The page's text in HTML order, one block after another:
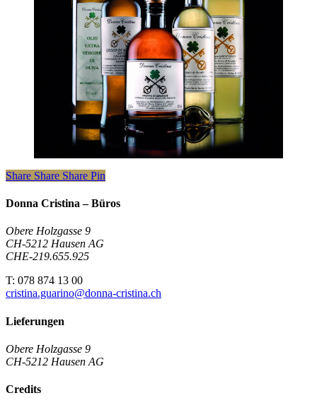
Share Share Share Pin
Donna Cristina – Büros
Obere Holzgasse 9
CH-5212 Hausen AG
CHE-219.655.925
T: 078 874 13 00
cristina.guarino@donna-cristina.ch
Lieferungen
Obere Holzgasse 9
CH-5212 Hausen AG
Credits